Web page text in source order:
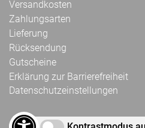
Versandkosten
Zahlungsarten
Lieferung
Rücksendung
Gutscheine
Erklärung zur Barrierefreiheit
Datenschutzeinstellungen